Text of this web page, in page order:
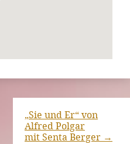
„Sie und Er“ von
Alfred Polgar
mit Senta Berger →